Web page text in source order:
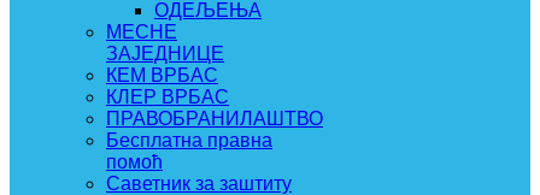
ОДЕЉЕЊА
МЕСНЕ
ЗАЈЕДНИЦЕ
КЕМ ВРБАС
КЛЕР ВРБАС
ПРАВОБРАНИЛАШТВО
Бесплатна правна
помоћ
Саветник за заштиту